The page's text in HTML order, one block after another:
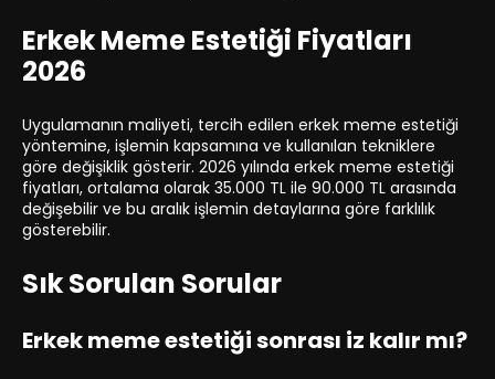
Erkek Meme Estetiği Fiyatları
2026
Uygulamanın maliyeti, tercih edilen erkek meme estetiği
yöntemine, işlemin kapsamına ve kullanılan tekniklere
göre değişiklik gösterir. 2026 yılında erkek meme estetiği
fiyatları, ortalama olarak 35.000 TL ile 90.000 TL arasında
değişebilir ve bu aralık işlemin detaylarına göre farklılık
gösterebilir.
Sık Sorulan Sorular
Erkek meme estetiği sonrası iz kalır mı?